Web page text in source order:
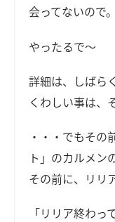
会ってないので
やったるで～
詳細は、しばら
くわしい事は、
・・・でもその
ト」のカルメン
その前に、リリア
「リリア終わ